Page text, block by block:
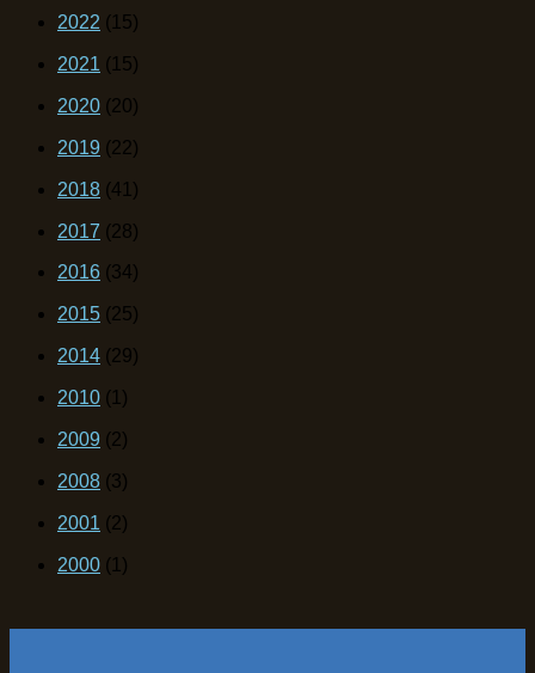
2022 (15)
2021 (15)
2020 (20)
2019 (22)
2018 (41)
2017 (28)
2016 (34)
2015 (25)
2014 (29)
2010 (1)
2009 (2)
2008 (3)
2001 (2)
2000 (1)